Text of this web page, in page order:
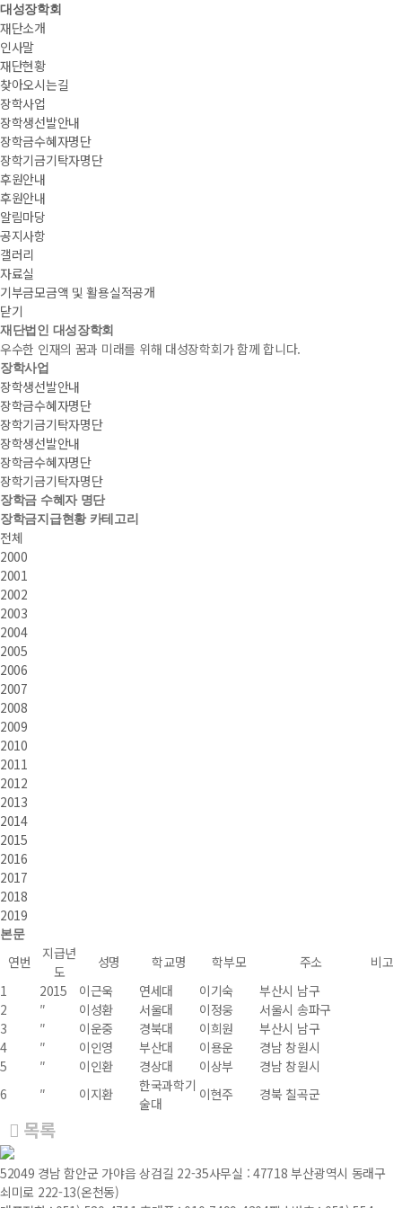
대성장학회
재단소개
인사말
재단현황
찾아오시는길
장학사업
장학생선발안내
장학금수혜자명단
장학기금기탁자명단
후원안내
후원안내
알림마당
공지사항
갤러리
자료실
기부금모금액 및 활용실적공개
닫기
재단법인 대성장학회
우수한 인재의 꿈과 미래를 위해 대성장학회가 함께 합니다.
장학사업
장학생선발안내
장학금수혜자명단
장학기금기탁자명단
장학생선발안내
장학금수혜자명단
장학기금기탁자명단
장학금 수혜자 명단
장학금지급현황 카테고리
전체
2000
2001
2002
2003
2004
2005
2006
2007
2008
2009
2010
2011
2012
2013
2014
2015
2016
2017
2018
2019
본문
연번
지급년
도
성명 학교명 학부모 주소
비고
1
2015 이근욱 연세대 이기숙
부산시 남구
2
″ 이성환 서울대 이정웅
서울시 송파구
3
″ 이운중 경북대 이희원
부산시 남구
4
″ 이인영 부산대 이용운
경남 창원시
5
″ 이인환 경상대 이상부
경남 창원시
6
″ 이지환
한국과학기
술대
이현주 경북 칠곡군
목록
52049 경남 함안군 가야읍 상검길 22-35사무실 : 47718 부산광역시 동래구
쇠미로 222-13(온천동)